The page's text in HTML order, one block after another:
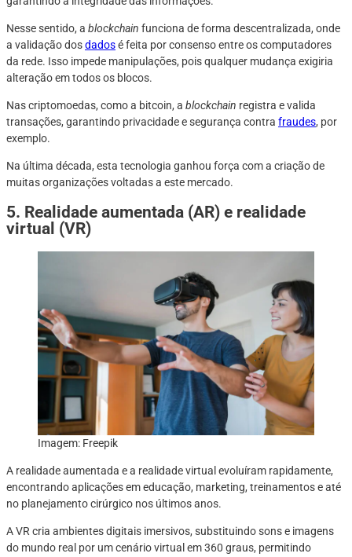
Nesse sentido, a blockchain funciona de forma descentralizada, onde
a validação dosdadosé feita por consenso entre os computadores
da rede. Isso impede manipulações, pois qualquer mudança exigiria
alteração em todos os blocos.
Nas criptomoedas, como a bitcoin, a blockchain registra e valida
transações, garantindo privacidade e segurança contra fraudes, por
exemplo.
Na última década, esta tecnologia ganhou força com a criação de
muitas organizações voltadas a este mercado.
5. Realidade aumentada (AR) e realidade
virtual (VR)
Imagem: Freepik
A realidade aumentada e a realidade virtual evoluíram rapidamente,
encontrando aplicações em educação, marketing, treinamentos e até
no planejamento cirúrgico nos últimos anos.
A VR cria ambientes digitais imersivos, substituindo sons e imagens
do mundo real por um cenário virtual em 360 graus, permitindo